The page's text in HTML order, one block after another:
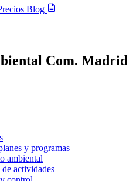
Blog
Com. Madrid
y programas
ambiental
actividades